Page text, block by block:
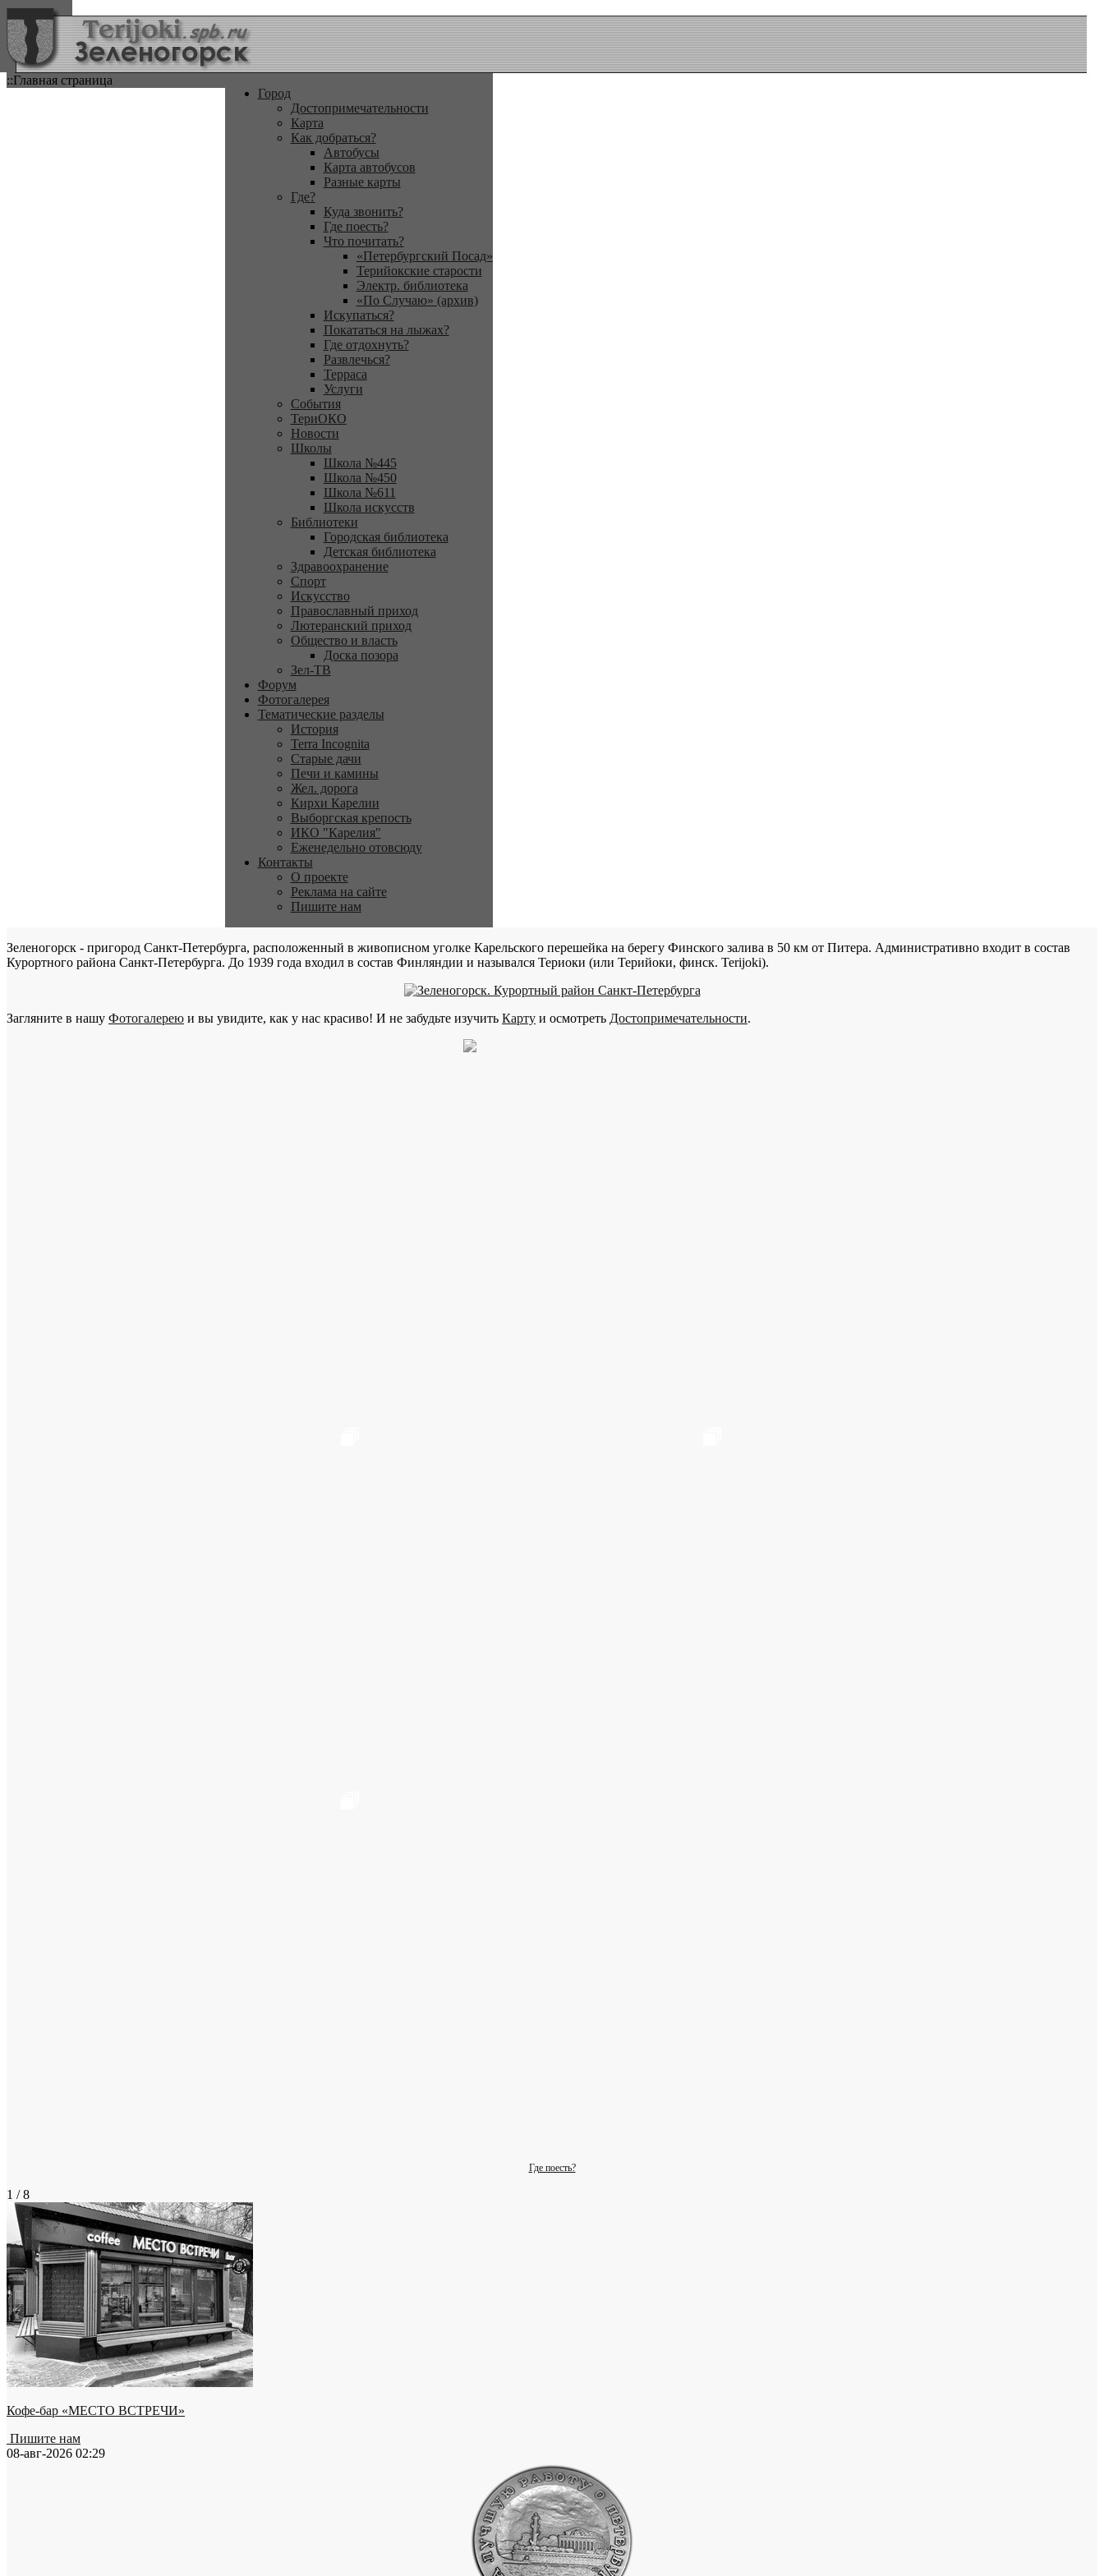
::Главная страница
Город
Достопримечательности
Карта
Как добраться?
Автобусы
Карта автобусов
Разные карты
Где?
Куда звонить?
Где поесть?
Что почитать?
«Петербургский Посад»
Терийокские старости
Электр. библиотека
«По Случаю» (архив)
Искупаться?
Покататься на лыжах?
Где отдохнуть?
Развлечься?
Терраса
Услуги
События
ТериОКО
Новости
Школы
Школа №445
Школа №450
Школа №611
Школа искусств
Библиотеки
Городская библиотека
Детская библиотека
Здравоохранение
Спорт
Искусство
Православный приход
Лютеранский приход
Общество и власть
Доска позора
Зел-ТВ
Форум
Фотогалерея
Тематические разделы
История
Terra Incognita
Старые дачи
Печи и камины
Жел. дорога
Кирхи Карелии
Выборгская крепость
ИКО "Карелия"
Еженедельно отовсюду
Контакты
О проекте
Реклама на сайте
Пишите нам
Зеленогорск - пригород Санкт-Петербурга, расположенный в живописном уголке Карельского перешейка на берегу Финского залива в 50 км от Питера. Административно входит в состав
Курортного района Санкт-Петербурга. До 1939 года входил в состав Финляндии и назывался Териоки (или Терийоки, финск. Terijoki).
Загляните в нашу Фотогалерею и вы увидите, как у нас красиво! И не забудьте изучить Карту и осмотреть Достопримечательности.
Где поесть?
1 / 8
Кофе-бар «МЕСТО ВСТРЕЧИ»
Пишите нам
08-авг-2026 02:29